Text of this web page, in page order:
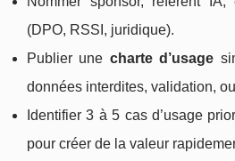
(DPO, RSSI, juridique).
Publier une charte d’usage
données interdites, validation,
Identifier 3 à 5 cas d’usage
pour créer de la valeur